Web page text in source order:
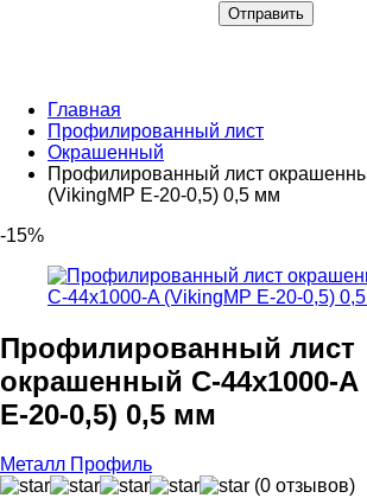
Главная
Профилированный лист
Окрашенный
Профилированный лист
(VikingMP E-20-0,5) 0,5 мм
-15%
Профилированный лист
окрашенный С-44x1000-A
E-20-0,5) 0,5 мм
Металл Профиль
(0 отзывов)